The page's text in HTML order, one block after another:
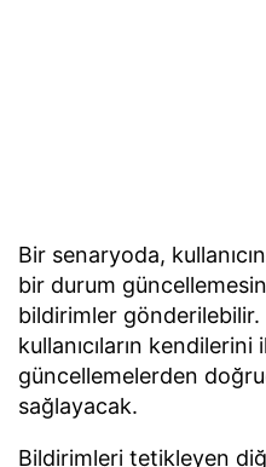
Bir senaryoda,
bir durum
bildirimler gönderilebilir.
kullanıcıların
güncellemelerden
sağlayacak.
Bildirimleri tetikleyen